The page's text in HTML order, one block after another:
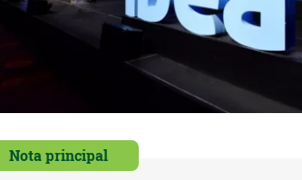
Nota principal